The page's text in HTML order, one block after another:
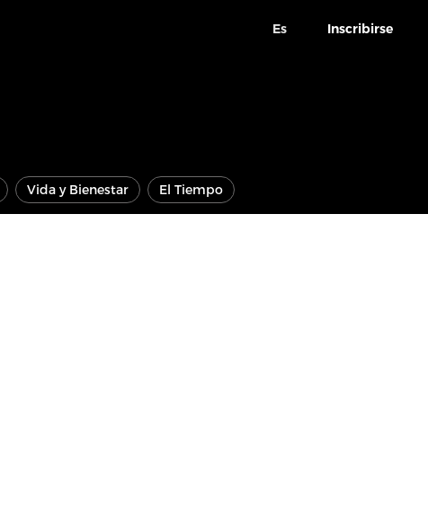
Es Inscribirse
Vida y Bienestar El Tiempo